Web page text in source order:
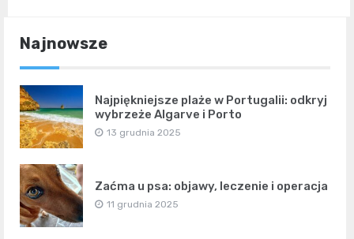
Najnowsze
Najpiękniejsze plaże w Portugalii: odkryj
wybrzeże Algarve i Porto
13 grudnia 2025
Zaćma u psa: objawy, leczenie i operacja
11 grudnia 2025